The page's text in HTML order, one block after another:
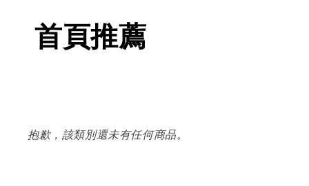
首頁推薦
抱歉，該類別還未有任何商品。